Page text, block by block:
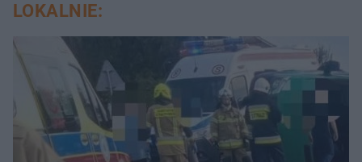
LOKALNIE: